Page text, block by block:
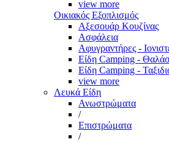
view more
Οικιακός Εξοπλισμός
Αξεσουάρ Κουζίνας
Ασφάλεια
Αφυγραντήρες -
Είδη Camping -
Είδη Camping -
view more
Λευκά Είδη
Ανωστρώματα
/
Επιστρώματα
/